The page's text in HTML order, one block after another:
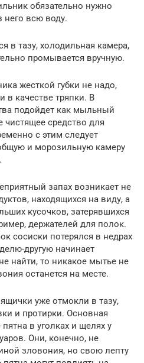
обязательно нужно
него всю воду.
в тазу, холодильная камера,
промывается вручную.
жесткой губки не надо,
в качестве тряпки. В
подойдет как мыльный
чистящее средство для
с этим следует
и морозильную камеру
запах возникает не
находящихся на виду, а
кусочков, затерявшихся
держателей для полок.
сосиски потерялся в недрах
другую начинает
найти, то никакое мытье не
останется на месте.
уже отмокли в тазу,
и протирки. Основная
в уголках и щелях у
Они, конечно, не
зловония, но свою лепту